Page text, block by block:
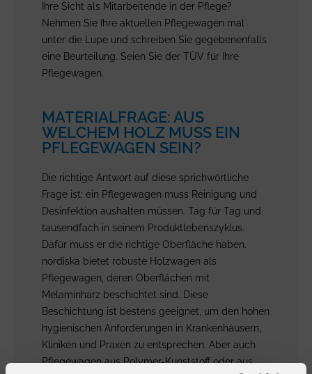
Ihre Sicht als Mitarbeitende in der Pflege?
Nehmen Sie Ihre aktuellen Pflegewagen mal
unter die Lupe und schreiben Sie gegebenenfalls
eine Beurteilung. Seien Sie der TÜV für Ihre
Pflegewagen.
MATERIALFRAGE: AUS
WELCHEM HOLZ MUSS EIN
PFLEGEWAGEN SEIN?
Die richtige Antwort auf diese sprichwörtliche
Frage ist: ein Pflegewagen muss Reinigung und
Desinfektion aushalten müssen. Tag für Tag und
tausendfach in seinem Produktlebenszyklus.
Dafür muss er die richtige Oberfläche haben.
nordiska bietet robuste Holzwagen als
Pflegewagen, deren Oberflächen mit
Melaminharz beschichtet sind. Diese
Beschichtung ist bestens geeignet, um den hohen
hygienischen Anforderungen in Krankenhäusern,
Kliniken und Praxen zu entsprechen. Aber auch
Pflegewagen aus Polymer-Kunststoff oder aus